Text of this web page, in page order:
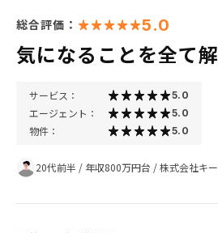
総合評価： 5.0
気になることを全て
サービス： 5.0
エージェント： 5.0
物件： 5.0
20代前半 / 年収800万円台 /株式会社キ